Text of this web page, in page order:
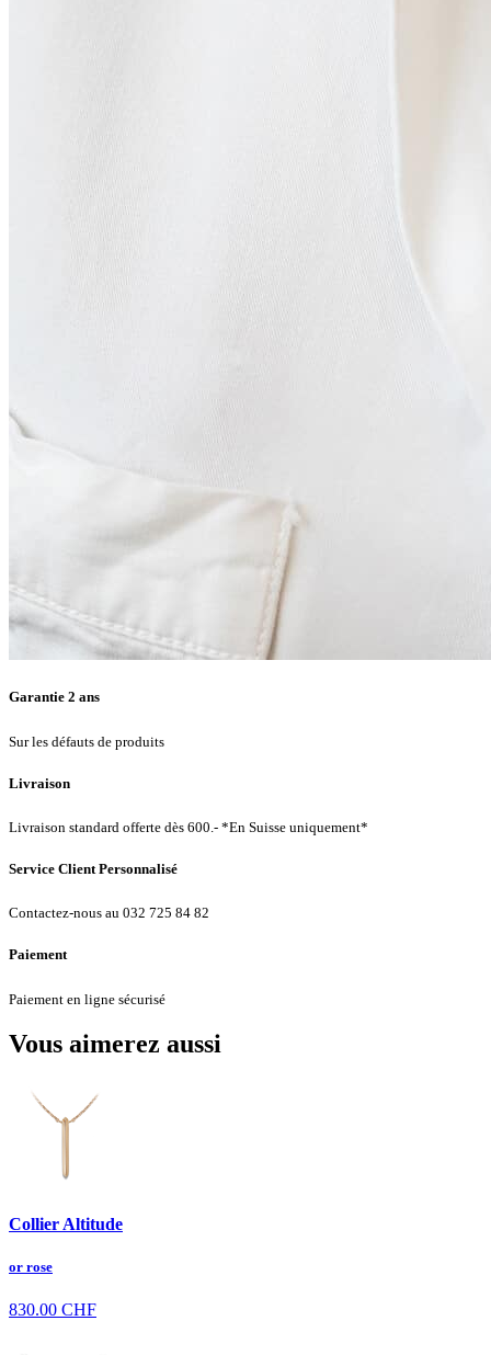
Garantie 2 ans
Sur les défauts de produits
Livraison
Livraison standard offerte dès 600.- *En Suisse uniquement*
Service Client Personnalisé
Contactez-nous au 032 725 84 82
Paiement
Paiement en ligne sécurisé
Vous aimerez aussi
Collier Altitude
or rose
830.00 CHF